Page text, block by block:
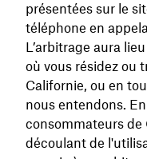
présentées sur le
téléphone en
L’arbitrage aura
où vous résidez ou
Californie, ou en
nous entendons.
consommateurs de
découlant de